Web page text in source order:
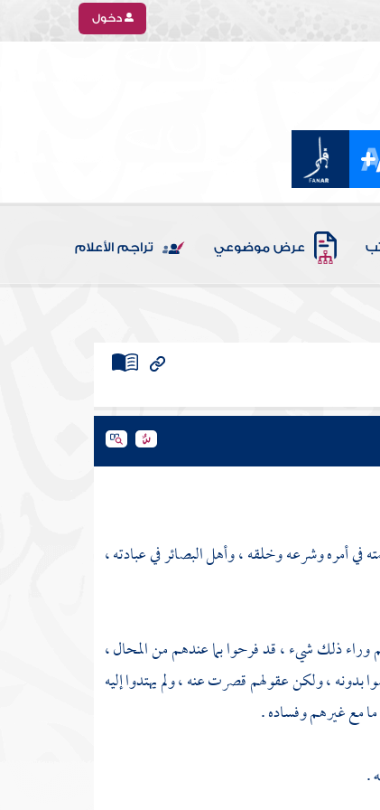
دخول
عرض موضوعي تراجم الأعلام
في أمره وشرعه وخلقه ، وأهل البصائر في عبادته ،
وراء ذلك شيء ، قد فرحوا بما عندهم من المحال ،
بدونه ، ولكن عقولهم قصرت عنه ، ولم يهتدوا إليه
ما مع غيرهم وفساده .
.